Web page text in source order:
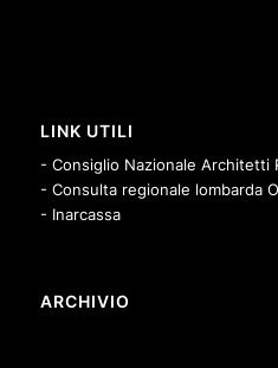
LINK UTILI
- Consiglio Nazionale Architetti
- Consulta regionale lombarda
- Inarcassa
ARCHIVIO